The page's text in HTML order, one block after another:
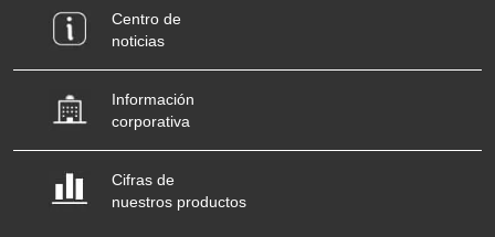
Centro de
noticias
Información
corporativa
Cifras de
nuestros productos